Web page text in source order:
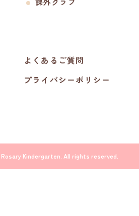
よくあるご質問
プライバシーポリシー
Kindergarten. All rights reserved.